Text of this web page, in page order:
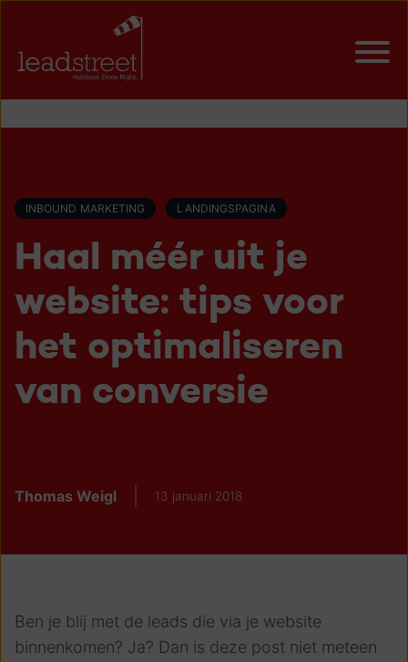
INBOUND MARKETING LANDINGSPAGINA
Haal méér uit je
website: tips voor
het optimaliseren
van conversie
Thomas Weigl 13 januari 2018
Ben je blij met de leads die via je website
binnenkomen? Ja? Dan is deze post niet meteen